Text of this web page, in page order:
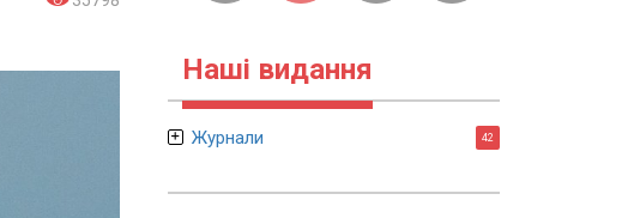
Наші видання
Журнали 42